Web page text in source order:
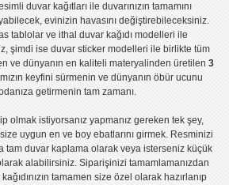
duvar kağıtları ile duvarınızın tamamını
evinizin havasını değiştirebileceksiniz.
tablo lar veithal duvar kağıdı modelleri ile
şimdi iseduvar sticker modelleri ile birlikte tüm
ve dünyanın en kaliteli materyalinden üretilen 3
mızın keyfini sürmenin ve dünyanın öbür ucunu
getirmenin tam zamanı.
olmak istiyorsanız yapmanız gereken tek şey,
uygun en ve boy ebatlarını girmek. Resminizi
tam duvar kaplamaolarak veya isterseniz küçük
alabilirsiniz. Siparişinizi tamamlamanızdan
nızın tamamen size özel olarak hazırlanıp